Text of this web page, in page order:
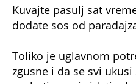
Kuvajte pasulj sat
dodate sos od
Toliko je uglavnom
zgusne i da se svi